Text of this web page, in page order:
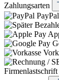
Zahlungsarten
PayPal
Firmenlastschrift